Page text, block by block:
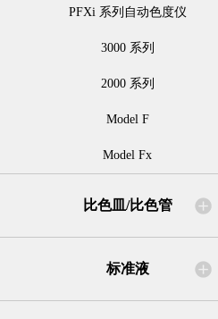
PFXi 系列自动色度仪
3000 系列
2000 系列
Model F
Model Fx
比色皿/比色管
标准液